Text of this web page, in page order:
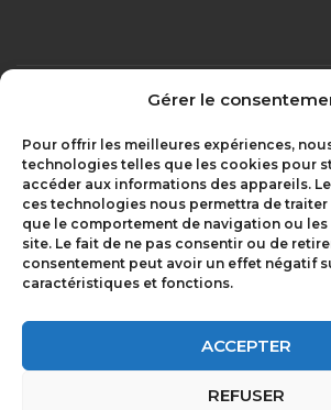
Gérer le
Pour offrir les meilleures expériences,
technologies telles que les cookies pour
accéder aux informations des appareils.
ces technologies nous permettra de
que le comportement de navigation ou les
site. Le fait de ne pas consentir ou de
consentement peut avoir un effet négatif
caractéristiques et fonctions.
ACCEPTER
REFUSER
Chambriard –
depuis 1850 à
Le Groupement
Chambriard
Les Entrepreneurs
Rejoindre le
Vous êtes
entrepreneur ?